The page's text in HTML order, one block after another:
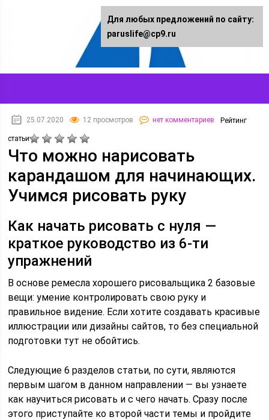
25.07.2020 12 просмотров нет комментариев Рейтинг
статьи
Что можно нарисовать
карандашом для начинающих.
Учимся рисовать руку
Как начать рисовать с нуля —
краткое руководство из 6-ти
упражнений
В основе ремесла хорошего рисовальщика 2 базовые
вещи: умение контролировать свою руку и
правильное видение. Если хотите создавать красивые
иллюстрации или дизайны сайтов, то без специальной
подготовки тут не обойтись.
Следующие 6 разделов статьи, по сути, являются
первым шагом в данном направлении — вы узнаете
как научиться рисовать и с чего начать. Сразу после
этого приступайте ко второй части темы и пройдите
Для любых предложений по сайту:
paruslife@cp9.ru